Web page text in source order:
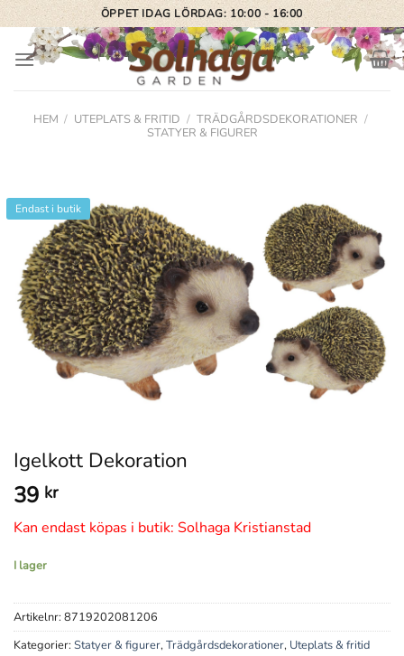
Skip
to
content
ÖPPET IDAG LÖRDAG: 10:00 - 16:00
HEM / UTEPLATS & FRITID / TRÄDGÅRDSDEKORATIONER /
STATYER & FIGURER
Endast i butik
Igelkott Dekoration
39 kr
Kan endast köpas i butik: Solhaga Kristianstad
I lager
Artikelnr: 8719202081206
Kategorier: Statyer & figurer,Trädgårdsdekorationer, Uteplats & fritid